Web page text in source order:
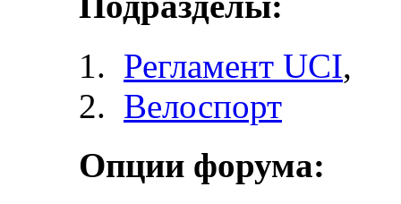
Регламент UCI,
Велоспорт
Опции форума: